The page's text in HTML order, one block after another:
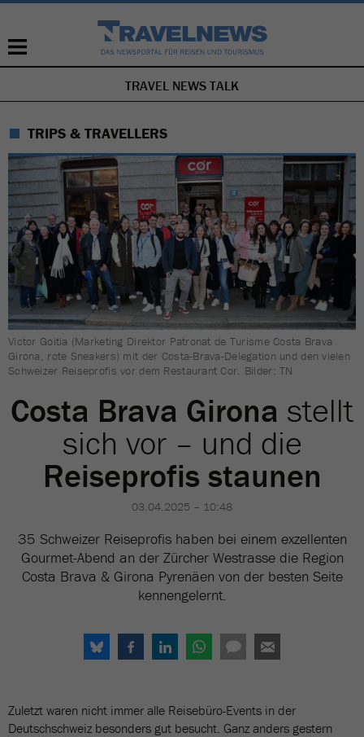
NAVIGATION
ÜBERSPRINGEN
TRAVEL NEWS TALK
TRIPS & TRAVELLERS
Victor Goitia (Marketing Direktor Patronat de Turisme Costa Brava
Girona, rote Sneakers) mit der Costa-Brava-Delegation und den vielen
Schweizer Reiseprofis vor dem Restaurant Cor. Bilder: TN
Costa Brava Girona stellt
sich vor – und die
Reiseprofis staunen
03.04.2025 – 10:48
35 Schweizer Reiseprofis haben bei einem exzellenten
Gourmet-Abend an der Zürcher Westrasse die Region
Costa Brava & Girona Pyrenäen von der besten Seite
kennengelernt.
Zuletzt waren nicht immer alle Reisebüro-Events in der
Deutschschweiz besonders gut besucht. Ganz anders gestern